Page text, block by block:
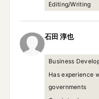
Editing/Writing
石田 淳也
Business
Has experience
governments